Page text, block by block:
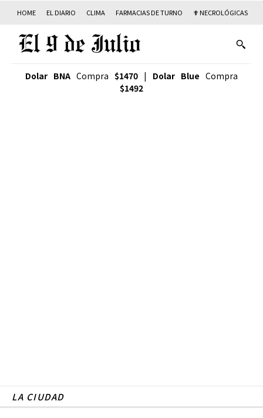
HOME EL DIARIO CLIMA FARMACIAS DE TURNO ✟ NECROLÓGICAS
Dolar BNA Compra $1470 | Dolar Blue Compra
$1492
LA CIUDAD